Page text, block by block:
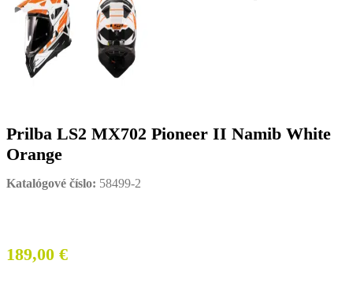
Prilba LS2 MX702 Pioneer II Namib White
Orange
Katalógové číslo: 58499-2
189,00 €